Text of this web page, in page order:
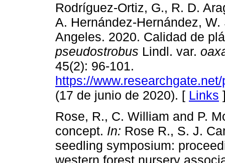
Rodríguez-Ortiz, G., R. D.
A. Hernández-Hernández,
Angeles. 2020. Calidad de
pseudostrobus Lindl. var.
45(2): 96-101.
https://
(17 de junio de 2020). [ Links
Rose, R., C. William and P.
concept. In: Rose R., S. J.
seedling symposium:
western forest nursery